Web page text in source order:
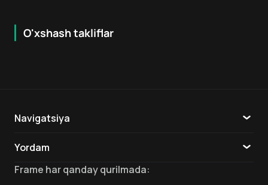
O'xshash takliflar
16 + 7.9
Navigatsiya
Yordam
Aloqa
Frame har qanday qurilmada: